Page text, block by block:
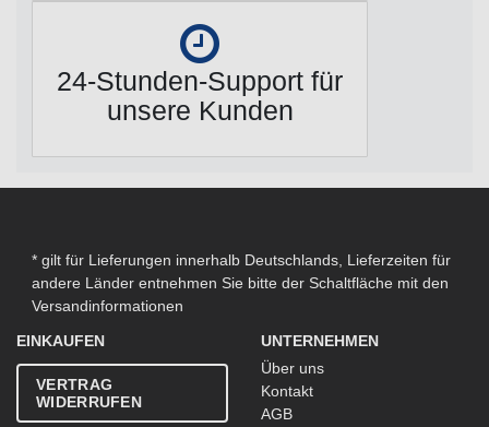
24-Stunden-Support für
unsere Kunden
* gilt für Lieferungen innerhalb Deutschlands, Lieferzeiten für
andere Länder entnehmen Sie bitte der Schaltfläche mit den
Versandinformationen
EINKAUFEN
VERTRAG
WIDERRUFEN
UNTERNEHMEN
Über uns
Kontakt
AGB